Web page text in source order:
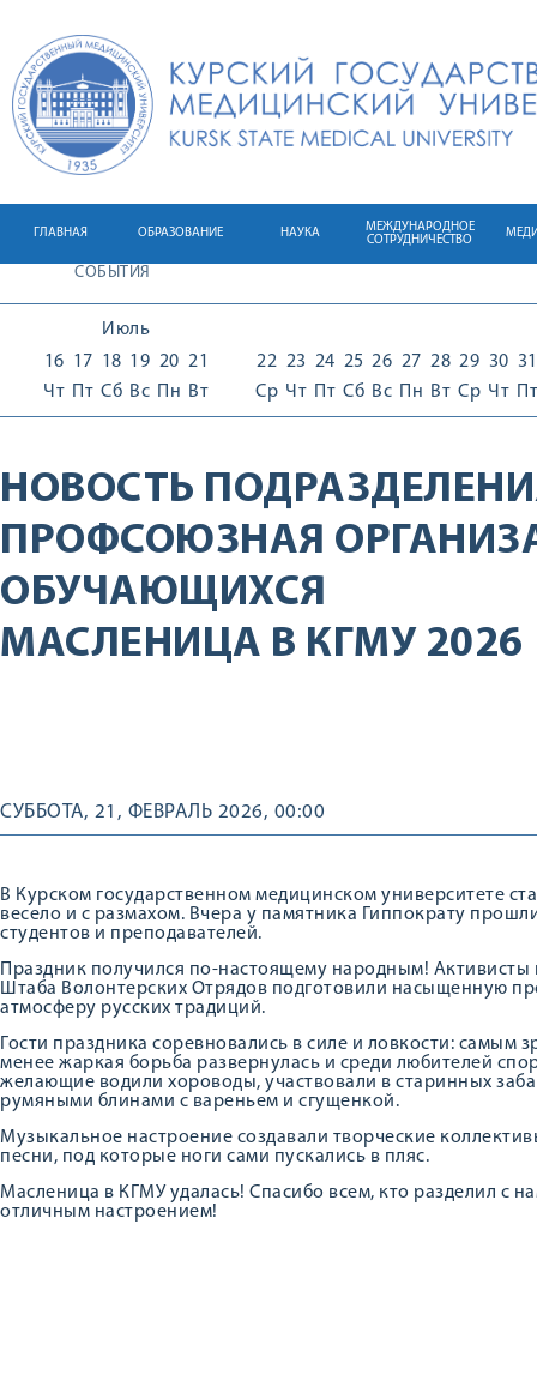
ГЛАВНАЯ ОБРАЗОВАНИЕ НАУКА
МЕЖДУНАРОДНОЕ
СОТРУДНИЧЕСТВО
СОБЫТИЯ
Июль
16
Чт
17
Пт
18
Сб
19
Вс
20
Пн
21
Вт
22
Ср
23
Чт
24
Пт
25
Сб
26
Вс
27
Пн
28
Вт
29
Ср
30
Чт
31
Пт
НОВОСТЬ
ПРОФСОЮЗНАЯ
ОБУЧАЮЩИХСЯ
МАСЛЕНИЦА В КГМУ 2026
СУББОТА, 21, ФЕВРАЛЬ 2026, 00:00
В Курском государственном медицинском университете
весело и с размахом. Вчера у памятника Гиппократу
студентов и преподавателей.
Праздник получился по-настоящему народным! Активисты
Штаба Волонтерских Отрядов подготовили насыщенную
атмосферу русских традиций.
Гости праздника соревновались в силе и ловкости: самым
менее жаркая борьба развернулась и среди любителей
желающие водили хороводы, участвовали в старинных
румяными блинами с вареньем и сгущенкой.
Музыкальное настроение создавали творческие
песни, под которые ноги сами пускались в пляс.
Масленица в КГМУ удалась! Спасибо всем, кто разделил с
отличным настроением!